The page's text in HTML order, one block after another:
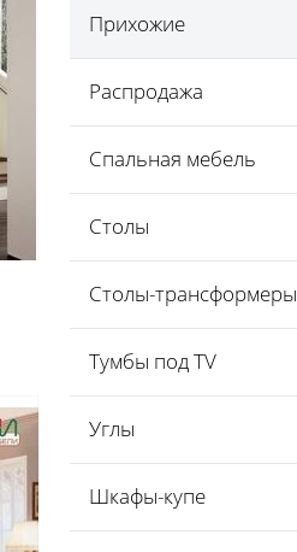
Прихожие
Распродажа
Спальная мебель
Столы
Столы-трансформеры
Тумбы под TV
Углы
Шкафы-купе